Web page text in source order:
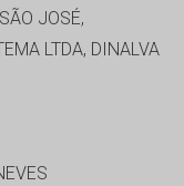
JOSÉ,
LTDA, DINALVA